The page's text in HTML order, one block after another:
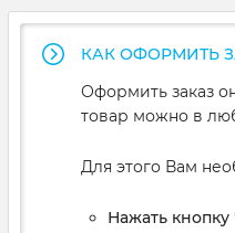
КАК ОФОРМИТЬ
Оформить заказ
товар можно в
Для этого Вам
Нажать кнопку